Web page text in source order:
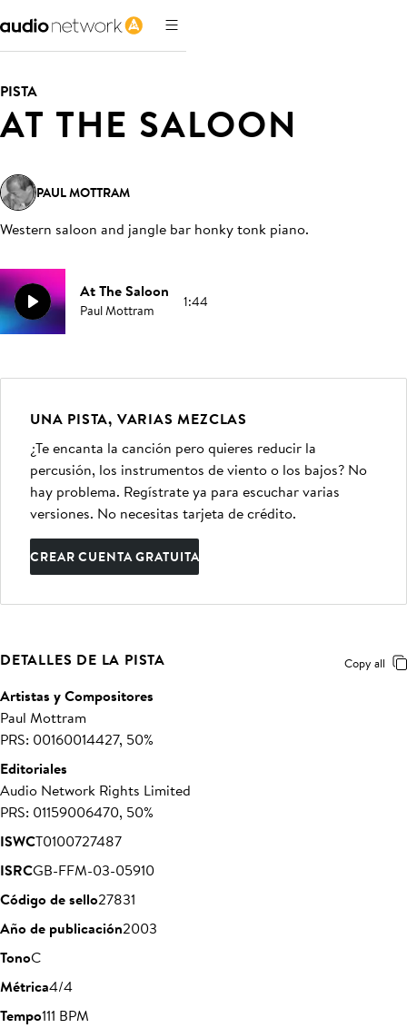
PISTA
AT THE SALOON
PAUL MOTTRAM
Western saloon and jangle bar honky tonk piano.
At The Saloon
Paul Mottram 1:44
UNA PISTA, VARIAS MEZCLAS
¿Te encanta la canción pero quieres reducir la
percusión, los instrumentos de viento o los bajos? No
hay problema. Regístrate ya para escuchar varias
versiones. No necesitas tarjeta de crédito.
CREAR CUENTA GRATUITA
DETALLES DE LA PISTA Copy all
Artistas y Compositores
Paul Mottram
PRS: 00160014427, 50%
Editoriales
Audio Network Rights Limited
PRS: 01159006470, 50%
ISWCT0100727487
ISRCGB-FFM-03-05910
Código de sello27831
Año de publicación2003
TonoC
Métrica4/4
Tempo111 BPM